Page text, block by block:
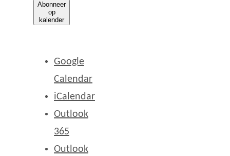
Abonneer
op
kalender
Google
Calendar
iCalendar
Outlook
365
Outlook